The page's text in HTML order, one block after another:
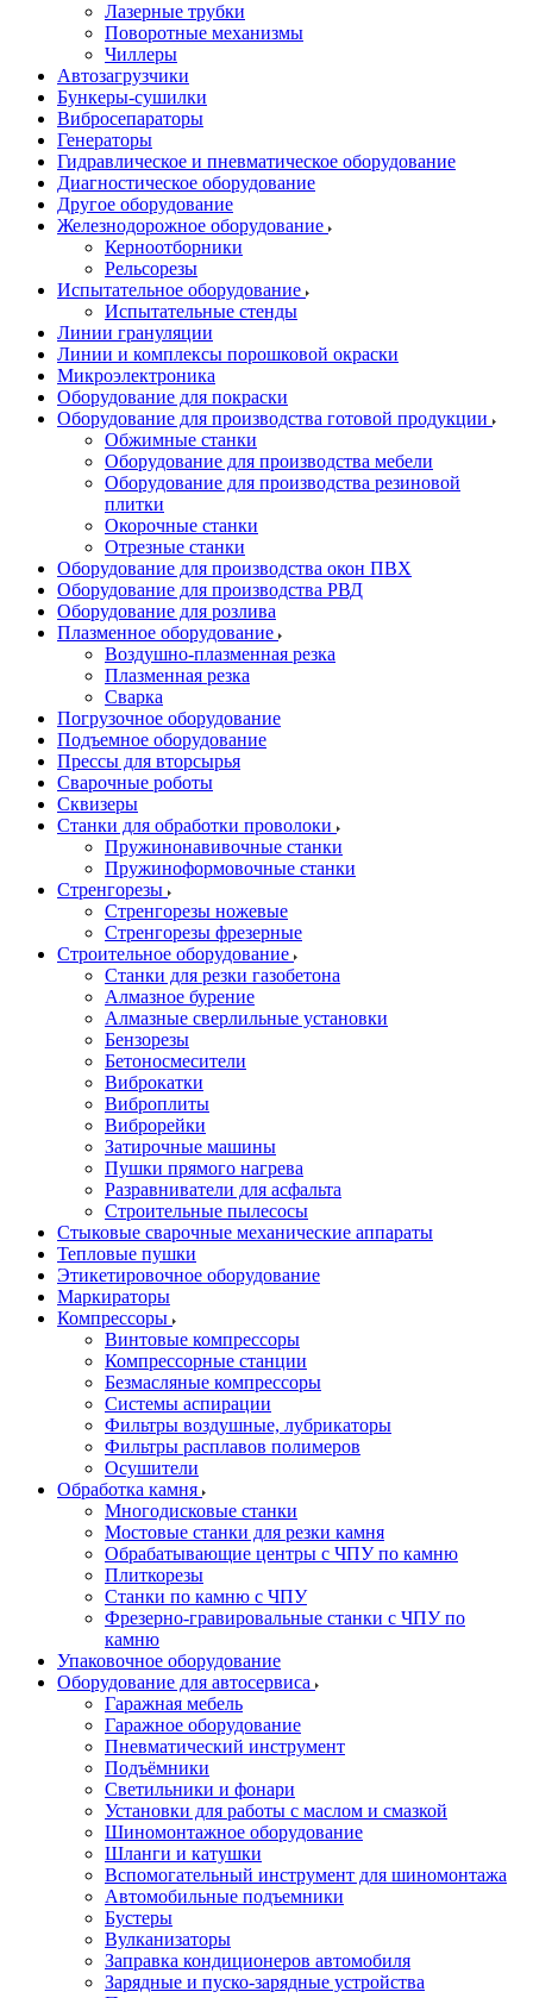
Лазерные трубки
Поворотные механизмы
Чиллеры
Автозагрузчики
Бункеры-сушилки
Вибросепараторы
Генераторы
Гидравлическое и пневматическое оборудование
Диагностическое оборудование
Другое оборудование
Железнодорожное оборудование
Керноотборники
Рельсорезы
Испытательное оборудование
Испытательные стенды
Линии грануляции
Линии и комплексы порошковой окраски
Микроэлектроника
Оборудование для покраски
Оборудование для производства готовой продукции
Обжимные станки
Оборудование для производства мебели
Оборудование для производства резиновой
плитки
Окорочные станки
Отрезные станки
Оборудование для производства окон ПВХ
Оборудование для производства РВД
Оборудование для розлива
Плазменное оборудование
Воздушно-плазменная резка
Плазменная резка
Сварка
Погрузочное оборудование
Подъемное оборудование
Прессы для вторсырья
Сварочные роботы
Сквизеры
Станки для обработки проволоки
Пружинонавивочные станки
Пружиноформовочные станки
Стренгорезы
Стренгорезы ножевые
Стренгорезы фрезерные
Строительное оборудование
Станки для резки газобетона
Алмазное бурение
Алмазные сверлильные установки
Бензорезы
Бетоносмесители
Виброкатки
Виброплиты
Виброрейки
Затирочные машины
Пушки прямого нагрева
Разравниватели для асфальта
Строительные пылесосы
Стыковые сварочные механические аппараты
Тепловые пушки
Этикетировочное оборудование
Маркираторы
Компрессоры
Винтовые компрессоры
Компрессорные станции
Безмасляные компрессоры
Системы аспирации
Фильтры воздушные, лубрикаторы
Фильтры расплавов полимеров
Осушители
Обработка камня
Многодисковые станки
Мостовые станки для резки камня
Обрабатывающие центры с ЧПУ по камню
Плиткорезы
Станки по камню с ЧПУ
Фрезерно-гравировальные станки с ЧПУ по
камню
Упаковочное оборудование
Оборудование для автосервиса
Гаражная мебель
Гаражное оборудование
Пневматический инструмент
Подъёмники
Светильники и фонари
Установки для работы с маслом и смазкой
Шиномонтажное оборудование
Шланги и катушки
Вспомогательный инструмент для шиномонтажа
Автомобильные подъемники
Бустеры
Вулканизаторы
Заправка кондиционеров автомобиля
Зарядные и пуско-зарядные устройства